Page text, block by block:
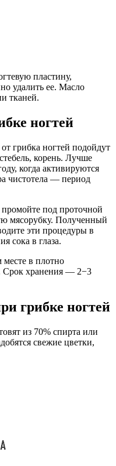
пластину,
удалить ее. Масло
тканей.
ногтей
грибка ногтей подойдут
корень. Лучше
когда активируются
чистотела — период
под проточной
мясорубку. Полученный
эти процедуры в
сока в глаза.
месте в плотно
Срок хранения — 2−3
грибке ногтей
из 70% спирта или
свежие цветки,